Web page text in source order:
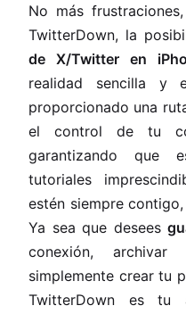
No más
TwitterDown, la
de X/Twitter en
realidad sencilla y
proporcionado una
el control de tu
garantizando que
tutoriales
estén siempre
Ya sea que desees
conexión,
simplemente crear tu
TwitterDown es tu